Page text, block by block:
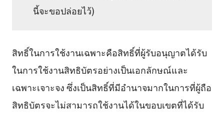
นี้จะขอปล่อยไว้)
สิทธิ์ในการใช้งานเฉพาะคือสิทธิ์ที่ผู้รับอนุญาตได้รับ
ในการใช้งานสิทธิบัตรอย่างเป็นเอกลักษณ์และ
เฉพาะเจาะจง ซึ่งเป็นสิทธิ์ที่มีอำนาจมากในการที่ผู้ถือ
สิทธิบัตรจะไม่สามารถใช้งานได้ในขอบเขตที่ได้รับ